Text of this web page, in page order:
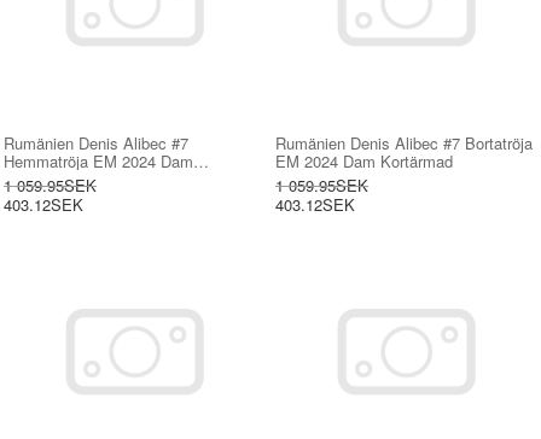
Rumänien Denis Alibec #7
Hemmatröja EM 2024 Dam
Kortärmad
1 059.95SEK
403.12SEK
Rumänien Denis Alibec #7 Bortatröja
EM 2024 Dam Kortärmad
1 059.95SEK
403.12SEK